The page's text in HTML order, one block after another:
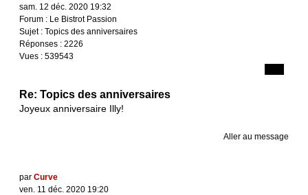
sam. 12 déc. 2020 19:32
Forum : Le Bistrot Passion
Sujet : Topics des anniversaires
Réponses : 2226
Vues : 539543
Re: Topics des anniversaires
Joyeux anniversaire Illy!
Aller au message
par Curve
ven. 11 déc. 2020 19:20